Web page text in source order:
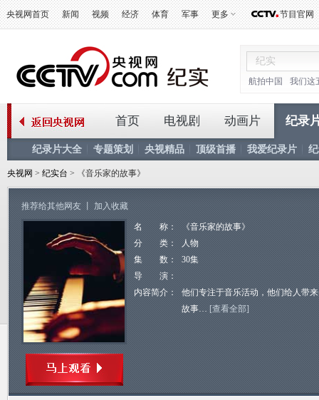
央视网首页 新闻 视频 经济 体育 军事 更多 节目官网
航拍中国 我们这
首页 电视剧 动画片 纪录
纪录片大全 专题策划 央视精品 顶级首播 我爱纪录片
央视网 > 纪实台 > 《音乐家的故事》
推荐给其他网友 加入收藏
名 称：
《音乐家的故事》
分 类：
人物
集 数：
30集
导 演：
内容简介：
他们专注于音乐活动，他们给人带
故事… [查看全部]